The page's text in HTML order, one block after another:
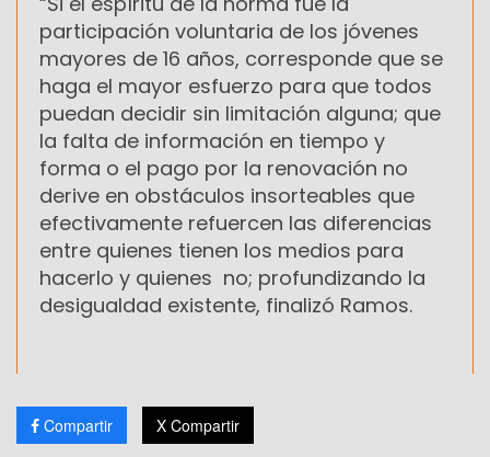
participación voluntaria de los jóvenes
mayores de 16 años, corresponde que se
haga el mayor esfuerzo para que todos
puedan decidir sin limitación alguna; que
la falta de información en tiempo y
forma o el pago por la renovación no
derive en obstáculos insorteables que
efectivamente refuercen las diferencias
entre quienes tienen los medios para
hacerlo y quienes no; profundizando la
desigualdad existente, finalizó Ramos.
Compartir X Compartir